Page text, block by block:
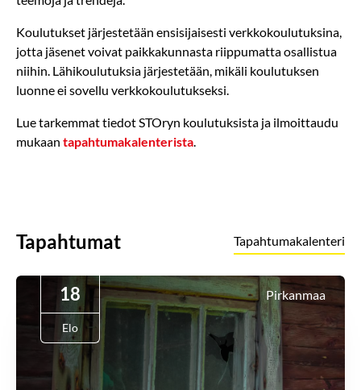
Koulutukset järjestetään ensisijaisesti verkkokoulutuksina,
jotta jäsenet voivat paikkakunnasta riippumatta osallistua
niihin. Lähikoulutuksia järjestetään, mikäli koulutuksen
luonne ei sovellu verkkokoulutukseksi.
Lue tarkemmat tiedot STOryn koulutuksista ja ilmoittaudu
mukaan tapahtumakalenterista.
Tapahtumat Tapahtumakalenteri
18
Elo
Pirkanmaa